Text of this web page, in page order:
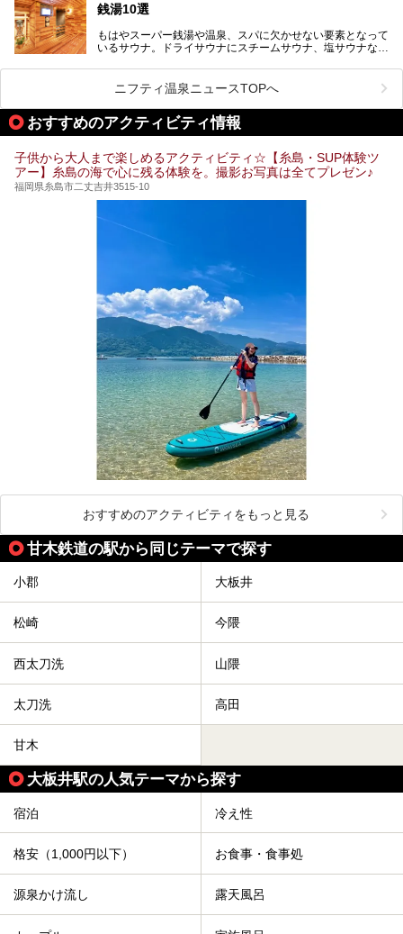
そこで今回は、ニフティ温泉ライターである筆者が現地体
ューズメント・宿泊施設・グルメ・その他施設まで、多彩な
る全貌と魅力を徹底紹介します！
銭湯10選
もはやスーパー銭湯や温泉、スパに欠かせない要素となって
いるサウナ。ドライサウナにスチームサウナ、塩サウナな
ペース、ロウリュウなど、心ゆくまで楽しむためのサービス
が充実した施設も多くみられます。
今回はそんなサウナにこだわった、福岡県内のオススメ温
泉・銭湯・スパを10件紹介したいと思います！
ニフティ温泉ニュースTOPへ
おすすめのアクティビティ情報
子供から大人まで楽しめるアクティビティ☆【糸島・SUP体験ツ
アー】糸島の海で心に残る体験を。撮影お写真は全てプレゼン♪
福岡県糸島市二丈吉井3515-10
おすすめのアクティビティをもっと見る
甘木鉄道の駅から同じテーマで探す
小郡 大板井
松崎 今隈
西太刀洗 山隈
太刀洗 高田
甘木
大板井駅の人気テーマから探す
宿泊 冷え性
格安（1,000円以下） お食事・食事処
源泉かけ流し 露天風呂